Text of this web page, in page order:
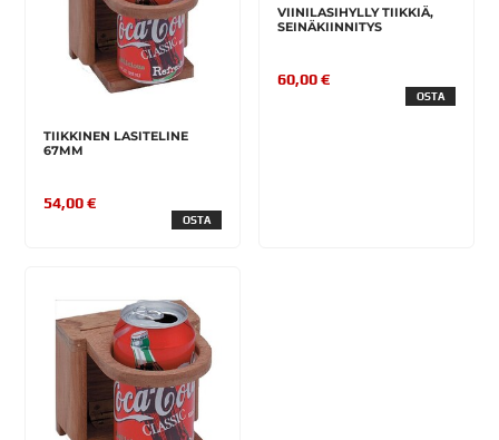
TIIKKINEN LASITELINE
67MM
54,00 €
OSTA
VIINILASIHYLLY TIIKKIÄ,
SEINÄKIINNITYS
60,00 €
OSTA